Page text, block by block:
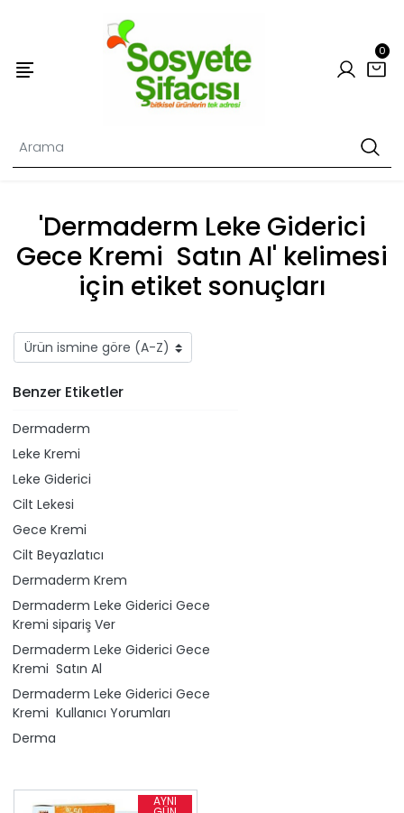
0
'Dermaderm Leke Giderici
Gece Kremi Satın Al' kelimesi
için etiket sonuçları
Benzer Etiketler
Dermaderm
Leke Kremi
Leke Giderici
Cilt Lekesi
Gece Kremi
Cilt Beyazlatıcı
Dermaderm Krem
Dermaderm Leke Giderici Gece
Kremi sipariş Ver
Dermaderm Leke Giderici Gece
Kremi Satın Al
Dermaderm Leke Giderici Gece
Kremi Kullanıcı Yorumları
Derma